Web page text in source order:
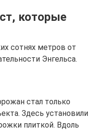
которые
сотнях метров от
Энгельса.
стал только
Здесь установили
плиткой. Вдоль